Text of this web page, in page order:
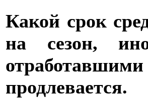
Какой срок
на сезон,
продлевается.